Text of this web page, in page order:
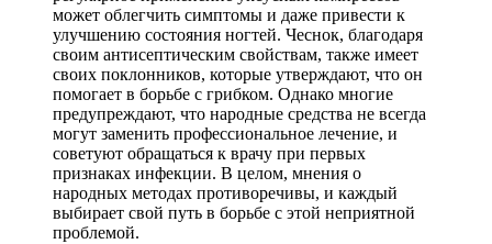
может облегчить симптомы и даже привести к
улучшению состояния ногтей. Чеснок, благодаря
своим антисептическим свойствам, также имеет
своих поклонников, которые утверждают, что он
помогает в борьбе с грибком. Однако многие
предупреждают, что народные средства не всегда
могут заменить профессиональное лечение, и
советуют обращаться к врачу при первых
признаках инфекции. В целом, мнения о
народных методах противоречивы, и каждый
выбирает свой путь в борьбе с этой неприятной
проблемой.